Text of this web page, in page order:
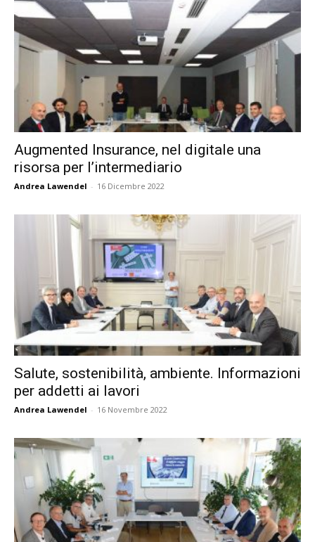
Augmented Insurance, nel digitale una
risorsa per l’intermediario
Andrea Lawendel - 16 Dicembre 2022
Salute, sostenibilità, ambiente. Informazioni
per addetti ai lavori
Andrea Lawendel - 16 Novembre 2022